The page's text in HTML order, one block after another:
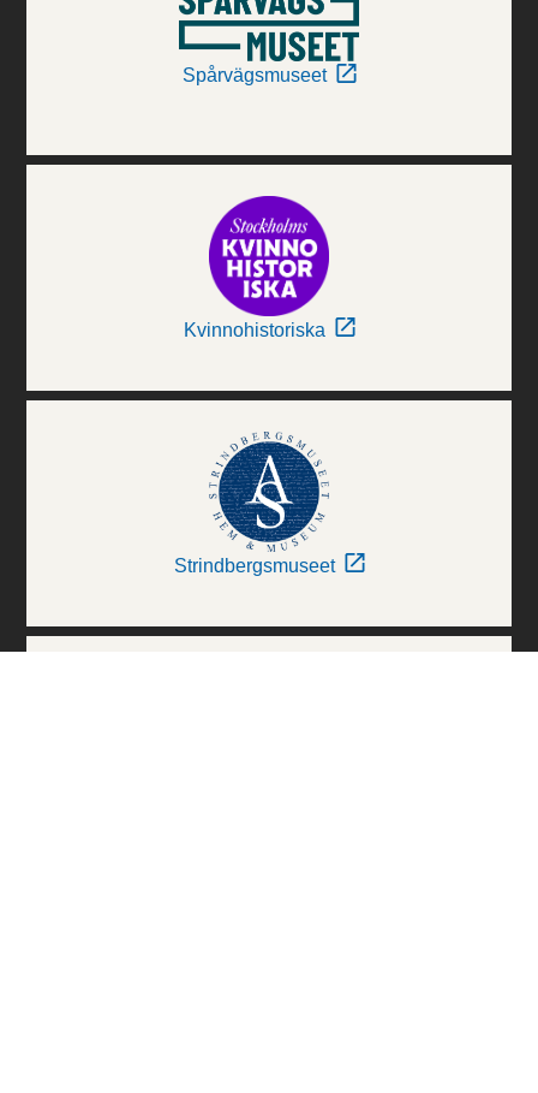
Spårvägsmuseet
Kvinnohistoriska
Strindbergsmuseet